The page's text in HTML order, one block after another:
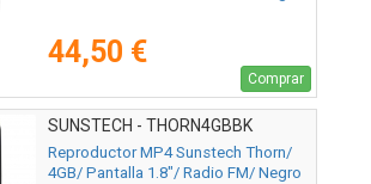
44,50 €
Comprar
SUNSTECH - THORN4GBBK
Reproductor MP4 Sunstech Thorn/
4GB/ Pantalla 1.8"/ Radio FM/ Negro